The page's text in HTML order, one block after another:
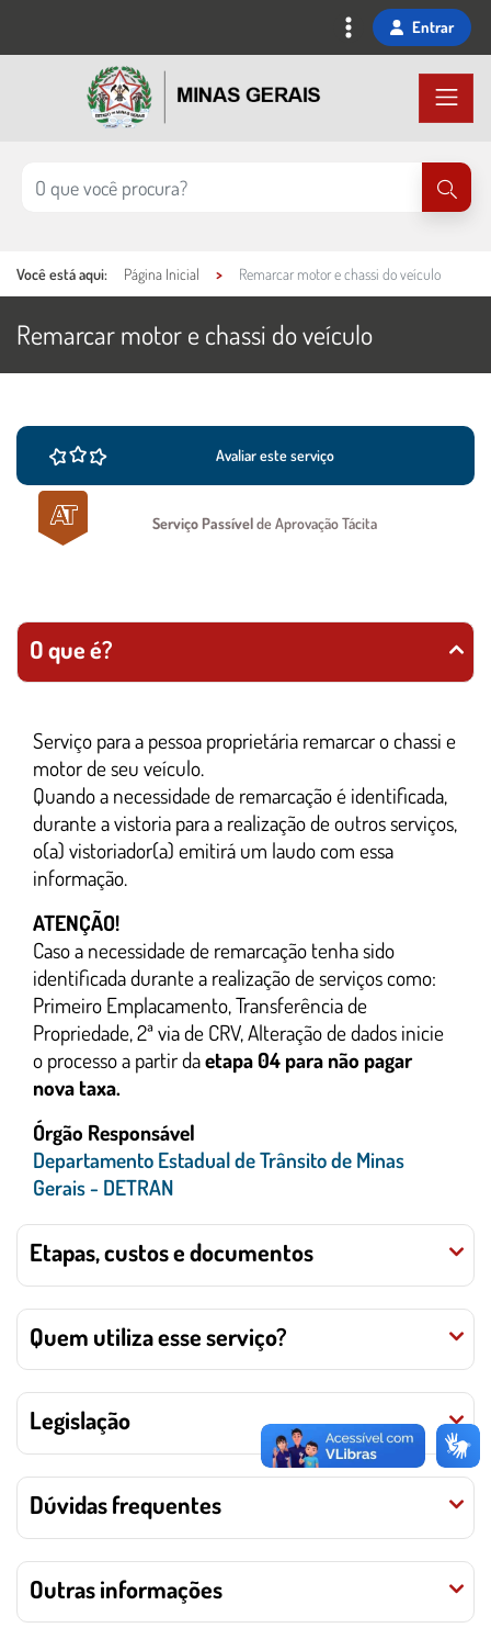
Entrar
Você está aqui: Página Inicial Remarcar motor e chassi do veículo
Remarcar motor e chassi do veículo
Conteúdo Principal
Ações e informações do serviço
Avaliar este serviço
Serviço Passívelde Aprovação Tácita
O que é?
Serviço para a pessoa proprietária remarcar o chassi e
motor de seu veículo.
Quando a necessidade de remarcação é identificada,
durante a vistoria para a realização de outros serviços,
o(a) vistoriador(a) emitirá um laudo com essa
informação.
ATENÇÃO!
Caso a necessidade de remarcação tenha sido
identificada durante a realização de serviços como:
Primeiro Emplacamento, Transferência de
Propriedade, 2ª via de CRV, Alteração de dados inicie
o processo a partir daetapa 04 para não pagar
nova taxa.
Órgão Responsável
Departamento Estadual de Trânsito de Minas
Gerais - DETRAN
Etapas, custos e documentos
Quem utiliza esse serviço?
Legislação
Dúvidas frequentes
Outras informações